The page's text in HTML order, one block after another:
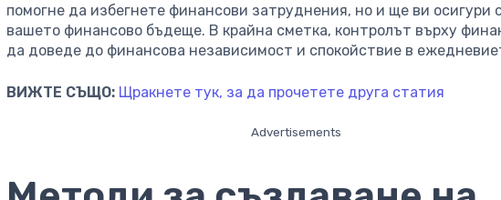
помогне да избегнете финансови затруднения, но и ще ви осигури
вашето финансово бъдеще. В крайна сметка, контролът върху
да доведе до финансова независимост и спокойствие в
ВИЖТЕ СЪЩО: Щракнете тук, за да прочетете друга статия
Advertisements